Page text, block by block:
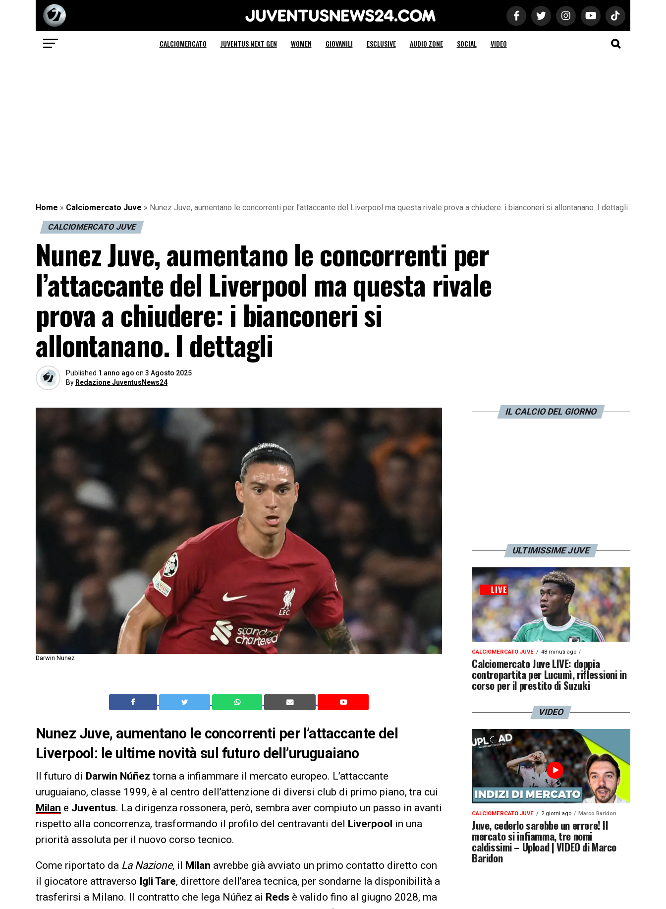
Juventus News 24
CALCIOMERCATO JUVENTUS NEXT GEN WOMEN GIOVANILI ESCLUSIVE AUDIO ZONE SOCIAL VIDEO
Home » Calciomercato Juve » Nunez Juve, aumentano le concorrenti per l’attaccante del Liverpool ma questa rivale prova a chiudere: i bianconeri si allontanano. I dettagli
CALCIOMERCATO JUVE
Nunez Juve, aumentano le concorrenti per
l’attaccante del Liverpool ma questa rivale
prova a chiudere: i bianconeri si
allontanano. I dettagli
Published 1 anno ago on 3 Agosto 2025
By Redazione JuventusNews24
Darwin Nunez
Nunez Juve, aumentano le concorrenti per l’attaccante del
Liverpool: le ultime novità sul futuro dell’uruguaiano
Il futuro di Darwin Núñez torna a infiammare il mercato europeo. L’attaccante
uruguaiano, classe 1999, è al centro dell’attenzione di diversi club di primo piano, tra cui
Milan e Juventus. La dirigenza rossonera, però, sembra aver compiuto un passo in avanti
rispetto alla concorrenza, trasformando il profilo del centravanti del
Liverpool in una
priorità assoluta per il nuovo corso tecnico.
Come riportato da La Nazione, il Milan avrebbe già avviato un primo contatto diretto con
il giocatore attraverso Igli Tare, direttore dell’area tecnica, per sondarne la disponibilità a
trasferirsi a Milano. Il contratto che lega Núñez ai Reds è valido fino al giugno 2028, ma
IL CALCIO DEL GIORNO
ULTIMISSIME JUVE
CALCIOMERCATO JUVE 48 minuti ago
Calciomercato Juve LIVE: doppia
contropartita per Lucumì, riflessioni in
corso per il prestito di Suzuki
VIDEO
CALCIOMERCATO JUVE 2 giorni ago Marco Baridon
Juve, cederlo sarebbe un errore! Il
mercato si infiamma, tre nomi
caldissimi – Upload | VIDEO di Marco
Baridon